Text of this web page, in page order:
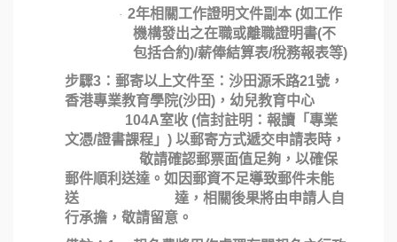
· 2年相關工作證明文件副本(如工作
機構發出之在職或離職證明書(不
包括合約)/薪俸結算表/稅務報表等)
步驟3：郵寄以上文件至：沙田源禾路21號，
香港專業教育學院(沙田)，幼兒教育中心
104A室收 (信封註明：報讀「專業
文憑/證書課程」) 以郵寄方式遞交申請表時，
敬請確認郵票面值足夠，以確保
郵件順利送達。如因郵資不足導致郵件未能
送 達，相關後果將由申請人自
行承擔，敬請留意。